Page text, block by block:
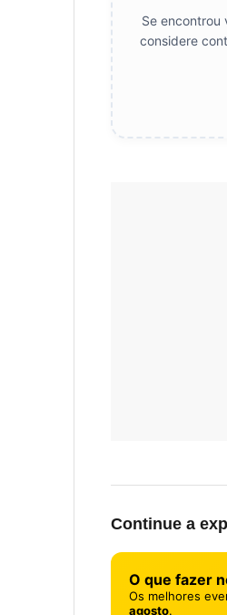
Se encontrou
considere
Continue a
O que fazer
Os melhores
agosto.